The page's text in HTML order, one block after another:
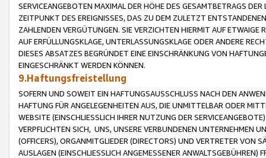
SERVICEANGEBOTEN MAXIMAL DER HÖHE DES GESAMTBETRAGS
ZEITPUNKT DES EREIGNISSES, DAS ZU DEM ZULETZT
ZAHLENDEN VERGÜTUNGEN. SIE VERZICHTEN HIERMIT AUF
AUF ERFÜLLUNGSKLAGE, UNTERLASSUNGSKLAGE ODER ANDERE
DIESES ABSATZES BEGRÜNDET EINE EINSCHRÄNKUNG VON
EINGESCHRÄNKT WERDEN KÖNNEN.
9.Haftungsfreistellung
SOFERN UND SOWEIT EIN HAFTUNGSAUSSCHLUSS NACH DEN
HAFTUNG FÜR ANGELEGENHEITEN AUS, DIE UNMITTELBAR ODER
WEBSITE (EINSCHLIESSLICH IHRER NUTZUNG DER
VERPFLICHTEN SICH, UNS, UNSERE VERBUNDENEN UNTERNEHMEN
(OFFICERS), ORGANMITGLIEDER (DIRECTORS) UND VERTRETER VON
AUSLAGEN (EINSCHLIESSLICH ANGEMESSENER